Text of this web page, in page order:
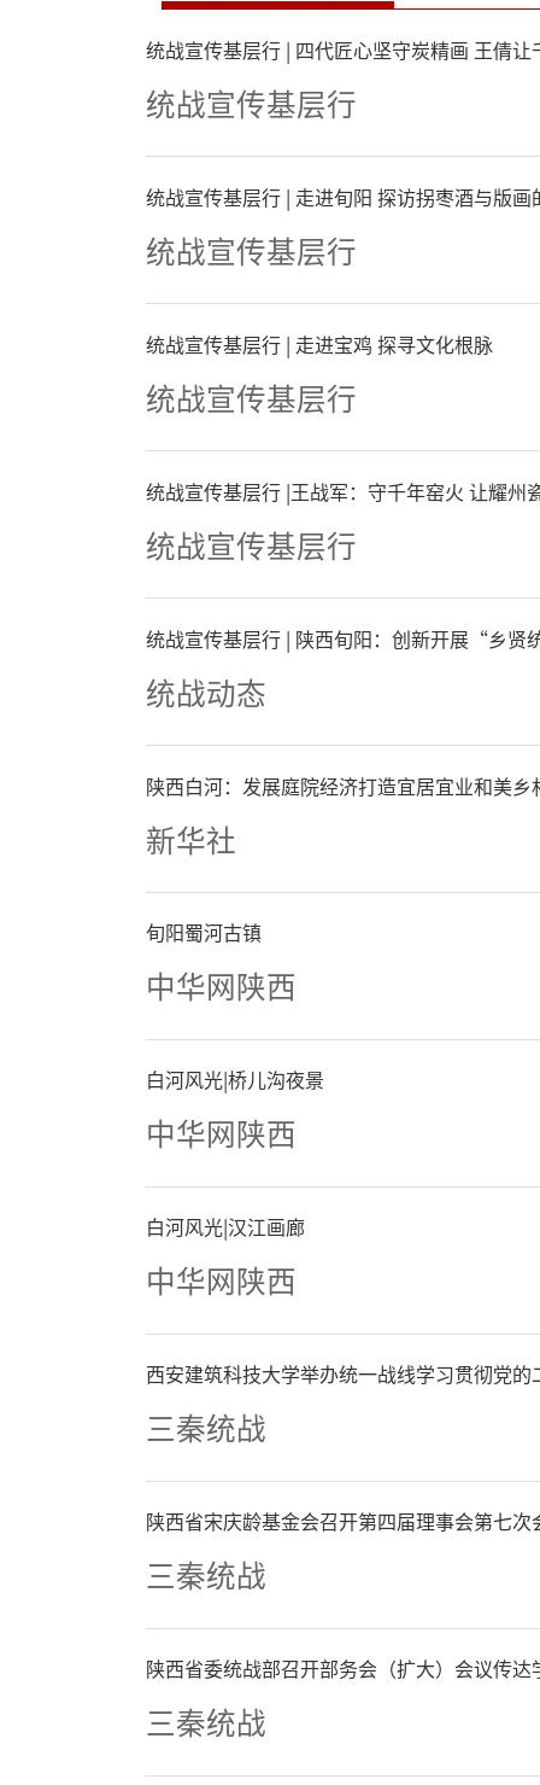
统战宣传基层行 | 四代匠心坚守炭精画 王倩让
统战宣传基层行
统战宣传基层行 | 走进旬阳 探访拐枣酒与版画
统战宣传基层行
统战宣传基层行 | 走进宝鸡 探寻文化根脉
统战宣传基层行
统战宣传基层行 |王战军：守千年窑火 让耀
统战宣传基层行
统战宣传基层行 | 陕西旬阳：创新开展“乡贤
统战动态
陕西白河：发展庭院经济打造宜居宜业和美乡
新华社
旬阳蜀河古镇
中华网陕西
白河风光|桥儿沟夜景
中华网陕西
白河风光|汉江画廊
中华网陕西
西安建筑科技大学举办统一战线学习贯彻党
三秦统战
陕西省宋庆龄基金会召开第四届理事会第七次
三秦统战
陕西省委统战部召开部务会（扩大）会议传
三秦统战